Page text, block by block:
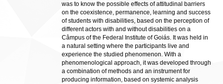
was to know the possible effects of attitudinal barriers
on the coexistence, permanence, learning and success
of students with disabilities, based on the perception of
different actors with and without disabilities on a
Câmpus of the Federal Institute of Goiás. It was held in
a natural setting where the participants live and
experience the studied phenomenon. With a
phenomenological approach, it was developed through
a combination of methods and an instrument for
producing information, based on systemic analysis